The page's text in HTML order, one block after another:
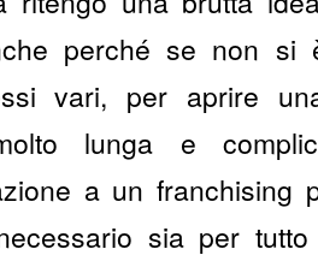
perché se non si
vari, per aprire
lunga e
a un franchising
sia per